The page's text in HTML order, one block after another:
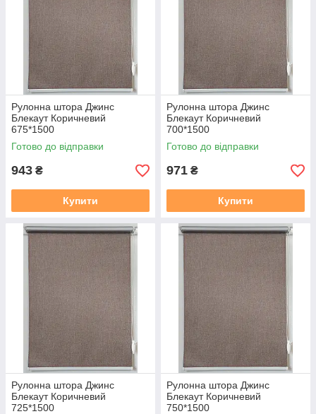
Рулонна штора Джинс
Блекаут Коричневий
675*1500
Готово до відправки
943 ₴
Купити
Рулонна штора Джинс
Блекаут Коричневий
700*1500
Готово до відправки
971 ₴
Купити
Рулонна штора Джинс
Блекаут Коричневий
725*1500
Рулонна штора Джинс
Блекаут Коричневий
750*1500